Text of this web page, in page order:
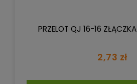
PRZELOT QJ 16-16 ZŁĄCZKA
2,73 zł